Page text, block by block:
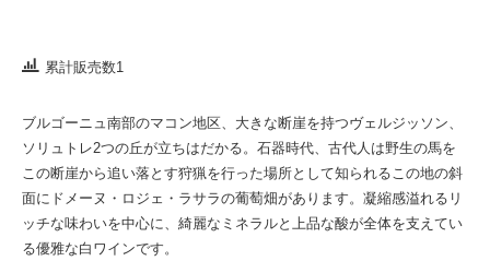
ト
ア
ン
ヴ
ィ
2017
ド
累計販売数1
ブルゴーニュ南部のマコン地区、大きな断崖を持つヴェルジッソン、
ソリュトレ2つの丘が立ちはだかる。石器時代、古代人は野生の馬を
この断崖から追い落とす狩猟を行った場所として知られるこの地の斜
面にドメーヌ・ロジェ・ラサラの葡萄畑があります。凝縮感溢れるリ
ッチな味わいを中心に、綺麗なミネラルと上品な酸が全体を支えてい
る優雅な白ワインです。